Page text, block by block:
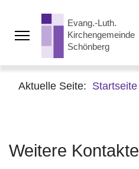
Aktuelle Seite: Startseite
Weitere Kontakte